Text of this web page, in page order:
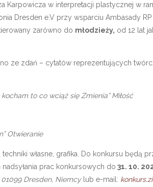
Karpowicza w interpretacji plastycznej w
Dresden e.V przy wsparciu Ambasady
zarówno do młodzieży, od 12 lat
ze zdań – cytatów reprezentujących
to co wciąż się Zmienia” Miłość
Otwieranie
własne, grafika. Do konkursu będą
prac konkursowych do 31. 10.
Dresden, Niemcylub e-mail: